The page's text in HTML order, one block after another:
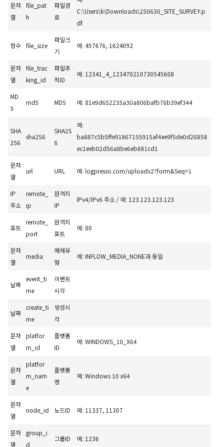
문자
열
file_pat
h
파일경
로
C:\Users\k\Downloads\250630_SITE_SURVEY.p
df
정수 file_size
파일크
기
예: 457676, 1624092
문자
열
file_trac
king_id
파일추
적ID
예: 12341_4_123470210730545608
MD
5
md5 MD5 예: 81e9d652235a30a806bafb76b39ef344
SHA
256
sha256
SHA25
6
예:
ba887c5b5ffe91867155915af4ee9f5de0d26858
ec1eeb02d56a8be6eb881cd1
문자
열
url URL 예: logpresso.com/uploadv2?form&Seq=1
IP
주소
remote_
ip
원격지
IP
IPv4/IPv6 주소 / 예: 123.123.123.123
포트
remote_
port
원격지
포트
예: 80
문자
열
media
매체유
형
예: INFLOW_MEDIA_NONE과 동일
날짜
event_ti
me
이벤트
시각
날짜
create_ti
me
생성시
각
문자
열
platfor
m_id
플랫폼
ID
예: WINDOWS_10_X64
문자
열
platfor
m_nam
e
플랫폼
명
예: Windows 10 x64
문자
열
node_id 노드ID 예: 11337, 11307
문자
열
group_i
d
그룹ID 예: 1236